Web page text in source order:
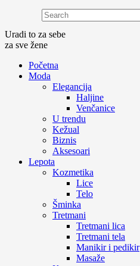
Uradi to za sebe
za sve žene
Početna
Moda
Elegancija
Haljine
Venčanice
U trendu
Kežual
Biznis
Aksesoari
Lepota
Kozmetika
Lice
Telo
Šminka
Tretmani
Tretmani lica
Tretmani tela
Manikir i pedikir
Masaže